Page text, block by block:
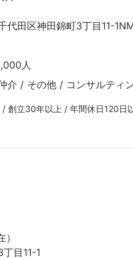
代田区神田錦町3丁目11-
人
介 / その他 / コンサルティ
創立30年以上 / 年間休日120日
目11-1